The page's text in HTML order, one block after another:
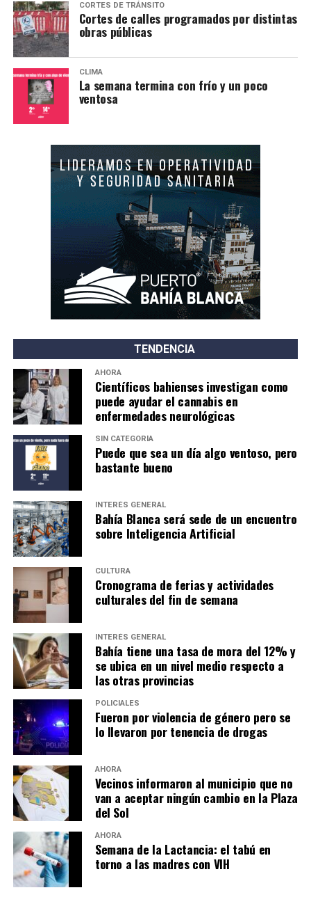
CORTES DE TRÁNSITO
Cortes de calles programados por distintas
obras públicas
CLIMA
La semana termina con frío y un poco
ventosa
TENDENCIA
AHORA
Científicos bahienses investigan como
puede ayudar el cannabis en
enfermedades neurológicas
SIN CATEGORÍA
Puede que sea un día algo ventoso, pero
bastante bueno
INTERÉS GENERAL
Bahía Blanca será sede de un encuentro
sobre Inteligencia Artificial
CULTURA
Cronograma de ferias y actividades
culturales del fin de semana
INTERÉS GENERAL
Bahía tiene una tasa de mora del 12% y
se ubica en un nivel medio respecto a
las otras provincias
POLICIALES
Fueron por violencia de género pero se
lo llevaron por tenencia de drogas
AHORA
Vecinos informaron al municipio que no
van a aceptar ningún cambio en la Plaza
del Sol
AHORA
Semana de la Lactancia: el tabú en
torno a las madres con VIH